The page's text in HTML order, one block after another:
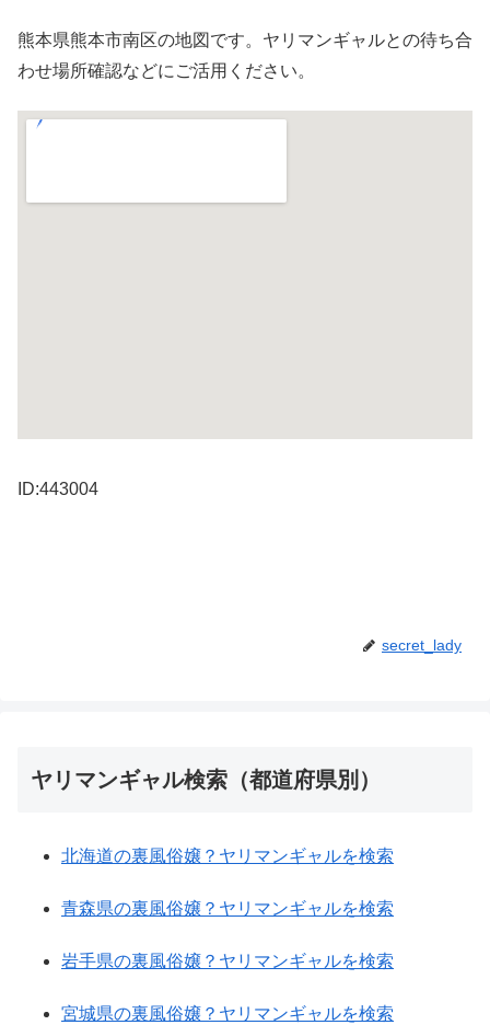
熊本県熊本市南区の地図です。ヤリマンギャルとの待ち合
わせ場所確認などにご活用ください。
ID:443004
secret_lady
ヤリマンギャル検索（都道府県別）
北海道の裏風俗嬢？ヤリマンギャルを検索
青森県の裏風俗嬢？ヤリマンギャルを検索
岩手県の裏風俗嬢？ヤリマンギャルを検索
宮城県の裏風俗嬢？ヤリマンギャルを検索